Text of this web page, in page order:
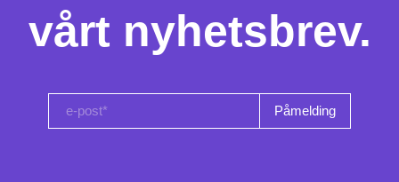
vårt nyhetsbrev.
e-post*